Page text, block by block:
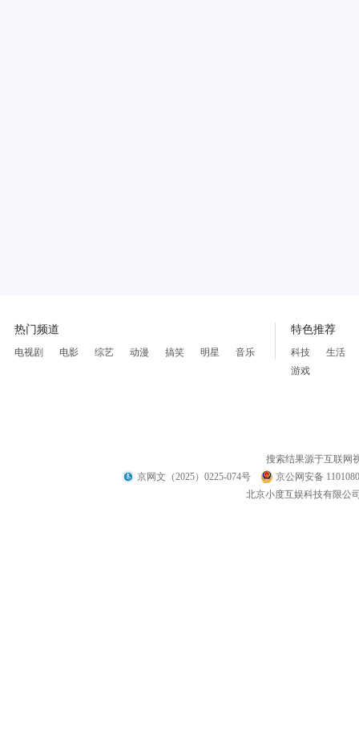
热门频道
电视剧 电影 综艺 动漫 搞笑 明星 音乐
特色推荐
科技
生活
游戏
搜索结果源于互联网
京网文（2025）0225-074号
京公网安备
北京小度互娱科技有限公